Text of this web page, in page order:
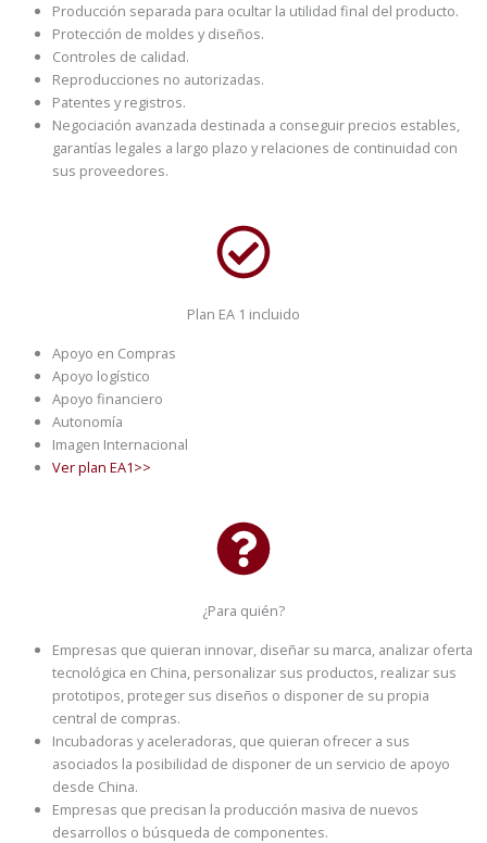
Producción separada para ocultar la utilidad final del producto.
Protección de moldes y diseños.
Controles de calidad.
Reproducciones no autorizadas.
Patentes y registros.
Negociación avanzada destinada a conseguir precios estables,
garantías legales a largo plazo y relaciones de continuidad con
sus proveedores.
Plan EA 1 incluido
Apoyo en Compras
Apoyo logístico
Apoyo financiero
Autonomía
Imagen Internacional
Ver plan EA1>>
¿Para quién?
Empresas que quieran innovar, diseñar su marca, analizar oferta
tecnológica en China, personalizar sus productos, realizar sus
prototipos, proteger sus diseños o disponer de su propia
central de compras.
Incubadoras y aceleradoras, que quieran ofrecer a sus
asociados la posibilidad de disponer de un servicio de apoyo
desde China.
Empresas que precisan la producción masiva de nuevos
desarrollos o búsqueda de componentes.